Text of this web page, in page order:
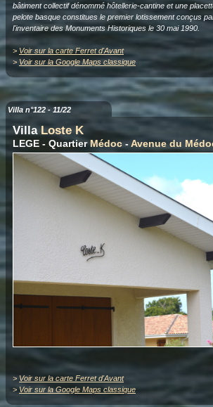
bâtiment collectif dénommé hôtellerie-cantine et une
pelote basque constitues le premier lotissement conçus
l'inventaire des Monuments Historiques le 30 mai 1990.
> Voir sur la carte Ferret d'Avant
> Voir sur la Google Maps classique
Villa n°122 - 11/22
VillaLoste K
LEGE - QuartierMédoc-Avenue du
>Voir sur la carte Ferret d'Avant
>Voir sur la Google Maps classique